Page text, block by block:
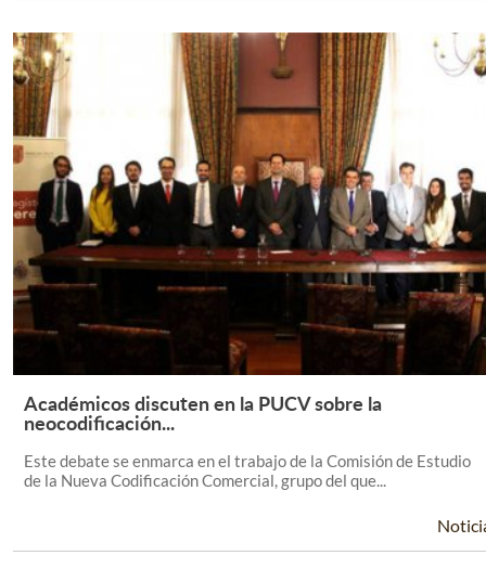
Leer Más +
Académicos discuten en la PUCV sobre la
neocodificación...
Este debate se enmarca en el trabajo de la Comisión de Estudio
de la Nueva Codificación Comercial, grupo del que...